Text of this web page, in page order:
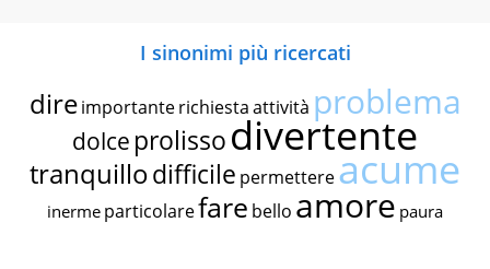
I sinonimi più ricercati
dire importante richiestaattività problema
dolce prolissodivertente
tranquillodifficile permettereacume
inerme particolarefare bello amore paura